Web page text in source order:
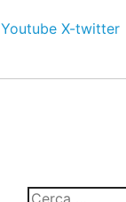
Youtube X-twitter